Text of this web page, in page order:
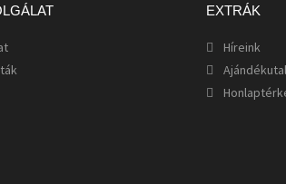
EXTRÁK
Híreink